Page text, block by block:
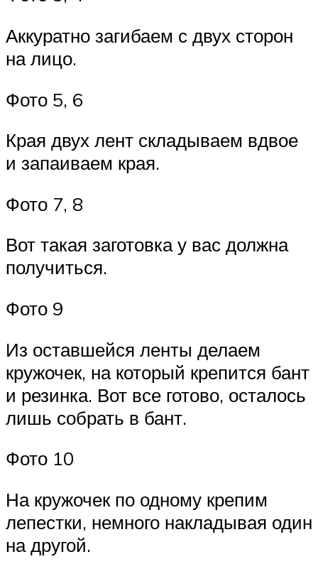
Аккуратно загибаем с двух сторон
на лицо.
Фото 5, 6
Края двух лент складываем вдвое
и запаиваем края.
Фото 7, 8
Вот такая заготовка у вас должна
получиться.
Фото 9
Из оставшейся ленты делаем
кружочек, на который крепится бант
и резинка. Вот все готово, осталось
лишь собрать в бант.
Фото 10
На кружочек по одному крепим
лепестки, немного накладывая один
на другой.